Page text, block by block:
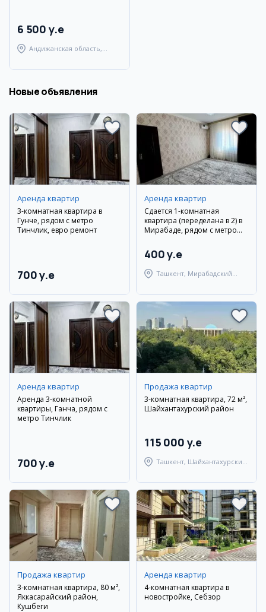
6 500 y.e
Андижанская область,
Новые объявления
Аренда квартир
3-комнатная квартира в
Гунче, рядом с метро
Тинчлик, евро ремонт
700 y.e
Аренда квартир
Сдается 1-комнатная
квартира (переделана в 2) в
Мирабаде, рядом с метро
400 y.e
Ташкент, Мирабадский
Аренда квартир
Аренда 3-комнатной
квартиры, Ганча, рядом с
метро Тинчлик
700 y.e
Продажа квартир
3-комнатная квартира, 72 м²,
Шайхантахурский район
115 000 y.e
Ташкент, Шайхантахурский
Продажа квартир
3-комнатная квартира, 80 м²,
Яккасарайский район,
Кушбеги
Аренда квартир
4-комнатная квартира в
новостройке, Себзор